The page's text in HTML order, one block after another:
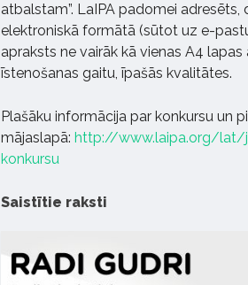
atbalstam”. LaIPA padomei
elektroniskā formātā (sūtot uz e-
apraksts ne vairāk kā vienas A4
īstenošanas gaitu, īpašās kvalitātes.
Plašāku informācija par konkursu un
mājaslapā: http://www.laipa.org/lat/
konkursu
Saistītie raksti